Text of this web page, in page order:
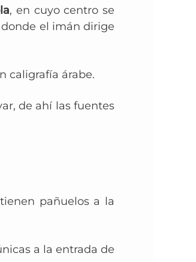
, en cuyo centro se
el imán dirige
caligrafía árabe.
de ahí las fuentes
pañuelos a la
a la entrada de